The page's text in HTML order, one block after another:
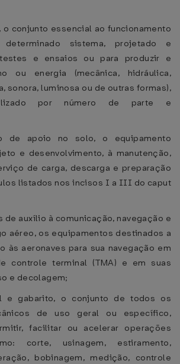
conjunto essencial ao funcionamento
sistema, projetado e
e ensaios ou para produzir e
ou energia (mecânica, hidráulica,
sonora, luminosa ou de outras formas),
por número de parte e
de apoio no solo, o equipamento
e desenvolvimento, à manutenção,
de carga, descarga e preparação
listados nos incisos I a III do caput
auxílio à comunicação, navegação e
aéreo, os equipamentos destinados a
às aeronaves para sua navegação em
controle terminal (TMA) e em suas
e decolagem;
e gabarito, o conjunto de todos os
de uso geral ou específico,
facilitar ou acelerar operações
corte, usinagem, estiramento,
bobinagem, medição, controle